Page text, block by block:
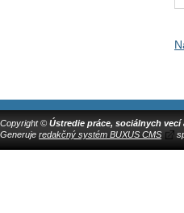
Copyright © Ústredie práce, sociálnych vecí
Generuje redakčný systém BUXUS CMS